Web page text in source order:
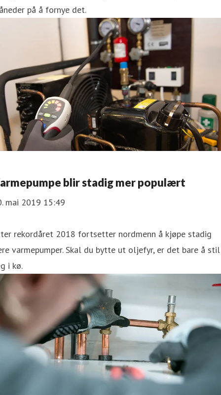
på å fornye det.
blir stadig mer populært
mai 2019 15:49
rekordåret 2018 fortsetter nordmenn å kjøpe stadig
varmepumper. Skal du bytte ut oljefyr, er det bare å
i kø.